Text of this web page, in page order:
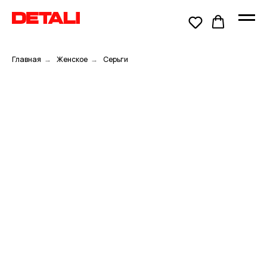
Главная → Женское → Серьги